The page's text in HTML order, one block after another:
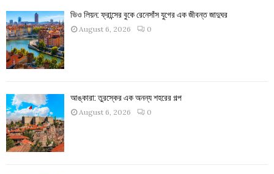
ভিও লিয়ন: ফ্রান্সের বুকে রেনেসাঁস যুগের এক জীবন্ত জাদুঘর
August 6, 2026 0
আঙ্কারা: তুরস্কের এক অনন্য শহরের গল্প
August 6, 2026 0